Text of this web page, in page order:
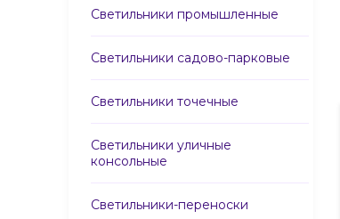
Светильники промышленные
Светильники садово-парковые
Светильники точечные
Светильники уличные
консольные
Светильники-переноски